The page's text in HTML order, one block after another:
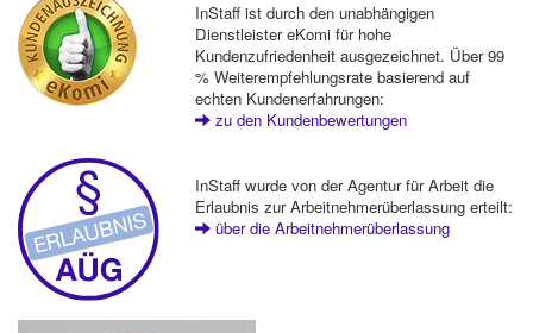
InStaff ist durch den unabhängigen
Dienstleister eKomi für hohe
Kundenzufriedenheit ausgezeichnet. Über 99
% Weiterempfehlungsrate basierend auf
echten Kundenerfahrungen:
zu den Kundenbewertungen
InStaff wurde von der Agentur für Arbeit die
Erlaubnis zur Arbeitnehmerüberlassung erteilt:
über die Arbeitnehmerüberlassung